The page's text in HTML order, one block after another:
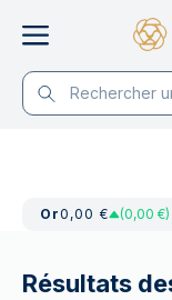
Or0,00 € (0,00 €)
Résultats